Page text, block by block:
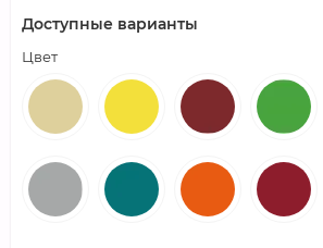
Доступные варианты
Цвет